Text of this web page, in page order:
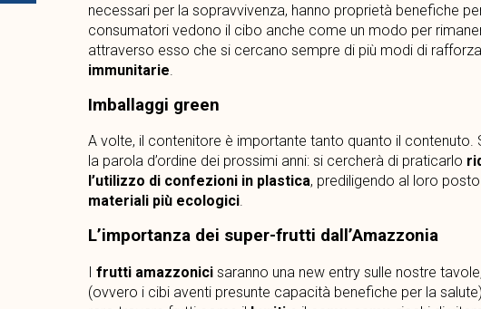
necessari per la sopravvivenza, hanno proprietà benefiche
consumatori vedono il cibo anche come un modo per
attraverso esso che si cercano sempre di più modi di
immunitarie
Imballaggi green
A volte, il contenitore è importante tanto quanto il contenuto.
la parola d’ordine dei prossimi anni: si cercherà di praticarlo
l’utilizzo di confezioni in plastica, prediligendo al loro
materiali più ecologici.
L’importanza dei super-frutti dall’Amazzonia
I frutti amazzonicisaranno una new entry sulle nostre
(ovvero i cibi aventi presunte capacità benefiche per la